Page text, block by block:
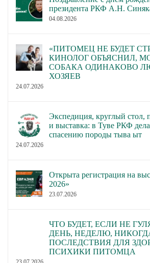
президента РКФ А.Н.
04.08.2026
«ПИТОМЕЦ НЕ БУДЕТ
КИНОЛОГ ОБЪЯСНИЛ,
СОБАКА ОДИНАКОВО
ХОЗЯЕВ
24.07.2026
Экспедиция, круглый стол,
и выставка: в Туве РКФ
спасению породы тыва ыт
24.07.2026
Открыта регистрация на
2026»
23.07.2026
ЧТО БУДЕТ, ЕСЛИ НЕ
ДЕНЬ, НЕДЕЛЮ,
ПОСЛЕДСТВИЯ ДЛЯ
ПСИХИКИ ПИТОМЦА